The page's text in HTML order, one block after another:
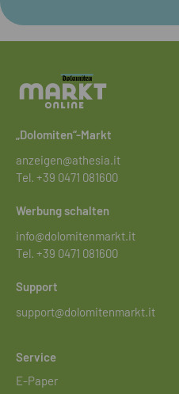
„Dolomiten“-Markt
anzeigen@athesia.it
Tel. +39 0471 081600
Werbung schalten
info@dolomitenmarkt.it
Tel. +39 0471 081600
Support
support@dolomitenmarkt.it
Service
E-Paper